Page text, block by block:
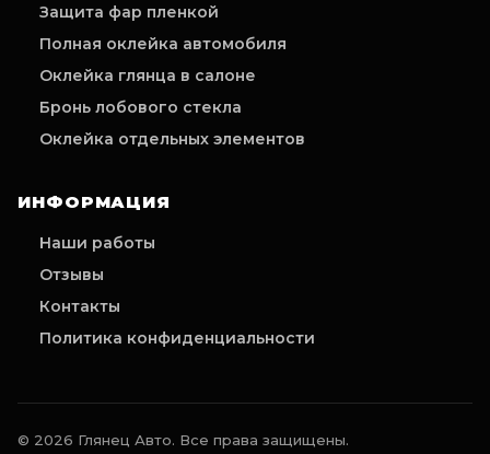
Защита фар пленкой
Полная оклейка автомобиля
Оклейка глянца в салоне
Бронь лобового стекла
Оклейка отдельных элементов
ИНФОРМАЦИЯ
Наши работы
Отзывы
Контакты
Политика конфиденциальности
© 2026 Глянец Авто. Все права защищены.